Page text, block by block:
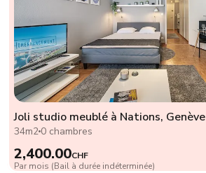
Joli studio meublé à Nations, Genève
34m2 0 chambres
2,400.00CHF
Par mois (Bail à durée indéterminée)